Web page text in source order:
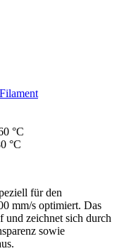
°C
°C
für den
mm/s optimiert. Das
und zeichnet sich durch
sowie